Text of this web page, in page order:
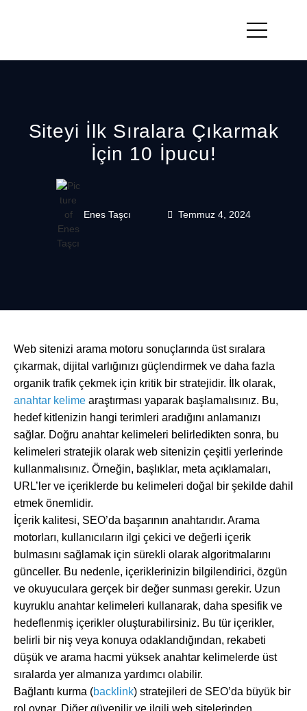
Siteyi İlk Sıralara Çıkarmak
İçin 10 İpucu!
Enes Taşcı Temmuz 4, 2024
Web sitenizi arama motoru sonuçlarında üst sıralara
çıkarmak, dijital varlığınızı güçlendirmek ve daha fazla
organik trafik çekmek için kritik bir stratejidir. İlk olarak,
anahtar kelime araştırması yaparak başlamalısınız. Bu,
hedef kitlenizin hangi terimleri aradığını anlamanızı
sağlar. Doğru anahtar kelimeleri belirledikten sonra, bu
kelimeleri stratejik olarak web sitenizin çeşitli yerlerinde
kullanmalısınız. Örneğin, başlıklar, meta açıklamaları,
URL’ler ve içeriklerde bu kelimeleri doğal bir şekilde dahil
etmek önemlidir.
İçerik kalitesi, SEO’da başarının anahtarıdır. Arama
motorları, kullanıcıların ilgi çekici ve değerli içerik
bulmasını sağlamak için sürekli olarak algoritmalarını
günceller. Bu nedenle, içeriklerinizin bilgilendirici, özgün
ve okuyuculara gerçek bir değer sunması gerekir. Uzun
kuyruklu anahtar kelimeleri kullanarak, daha spesifik ve
hedeflenmiş içerikler oluşturabilirsiniz. Bu tür içerikler,
belirli bir niş veya konuya odaklandığından, rekabeti
düşük ve arama hacmi yüksek anahtar kelimelerde üst
sıralarda yer almanıza yardımcı olabilir.
Bağlantı kurma (backlink) stratejileri de SEO’da büyük bir
rol oynar. Diğer güvenilir ve ilgili web sitelerinden